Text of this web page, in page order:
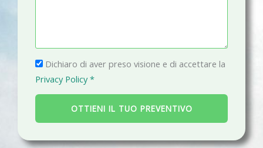
a
g
g
i
P
r
i
a
c
Dichiaro di aver preso visione e di accettare la
Privacy Policy *
OTTIENI IL TUO PREVENTIVO